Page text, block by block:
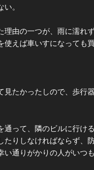
。
由の一つが、雨に濡れ
使えば車いすになっても
たかったしので、歩行
って、隣のビルに行け
たりしなければならず、
い通りがかりの人がいつ